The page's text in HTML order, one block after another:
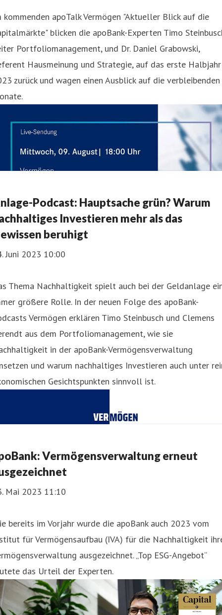
kommenden apoTalk Vermögen "Aktueller Blick auf die
blicken die apoBank-Experten Timo
Portfoliomanagement, und Dr. Daniel Grabowski,
Hausmeinung und Strategie, auf das erste Halbjahr
zurück und wagen einen Ausblick auf die verbleibenden
Podcast: Hauptsache grün? Warum
Investieren mehr als das
beruhigt
Juni 2023 10:00
Thema Nachhaltigkeit spielt auch bei der Geldanlage
größere Rolle. In der neuen Folge des apoBank-
Vermögen erklären Timo Steinbusch und Clemens
aus dem Portfoliomanagement, wie sie
in der apoBank-Vermögensverwaltung
und warum nachhaltiges Investieren auch unter
Gesichtspunkten sinnvoll ist.
Vermögensverwaltung erneut
Mai 2023 11:10
bereits im Vorjahr wurde die apoBank auch 2023 vom
für Vermögensaufbau (IVA) für die Nachhaltigkeit
ausgezeichnet. „Top ESG-Angebot“
das Urteil der Experten.